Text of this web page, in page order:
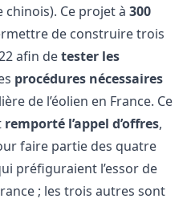
Ce projet à 300
de construire trois
afin detester les
procédures nécessaires
de l’éolien en France. Ce
remporté l’appel d’offres,
faire partie des quatre
préfiguraient l’essor de
; les trois autres sont